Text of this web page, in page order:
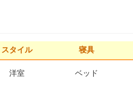
スタイル 寝具
洋室 ベッド